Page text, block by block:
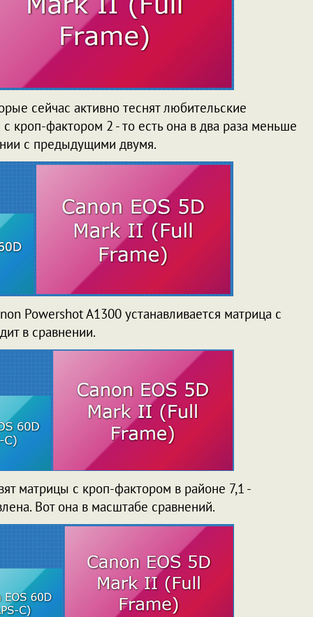
сейчас активно теснят любительские
кроп-фактором 2 - то есть она в два раза меньше
с предыдущими двумя.
Powershot A1300 устанавливается матрица с
в сравнении.
матрицы с кроп-фактором в районе 7,1 -
Вот она в масштабе сравнений.